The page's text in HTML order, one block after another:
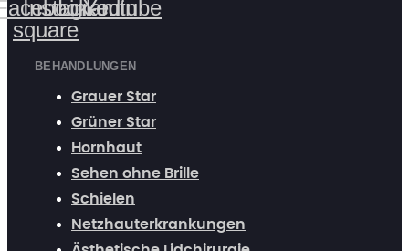
square
Instagram
Linkedin
Youtube
BEHANDLUNGEN
Grauer Star
Grüner Star
Hornhaut
Sehen ohne Brille
Schielen
Netzhauterkrankungen